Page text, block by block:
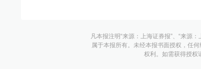
凡本报注明“来源：上海证券报”、“来源
属于本报所有。未经本报书面授权，任
权利。如需获得授权